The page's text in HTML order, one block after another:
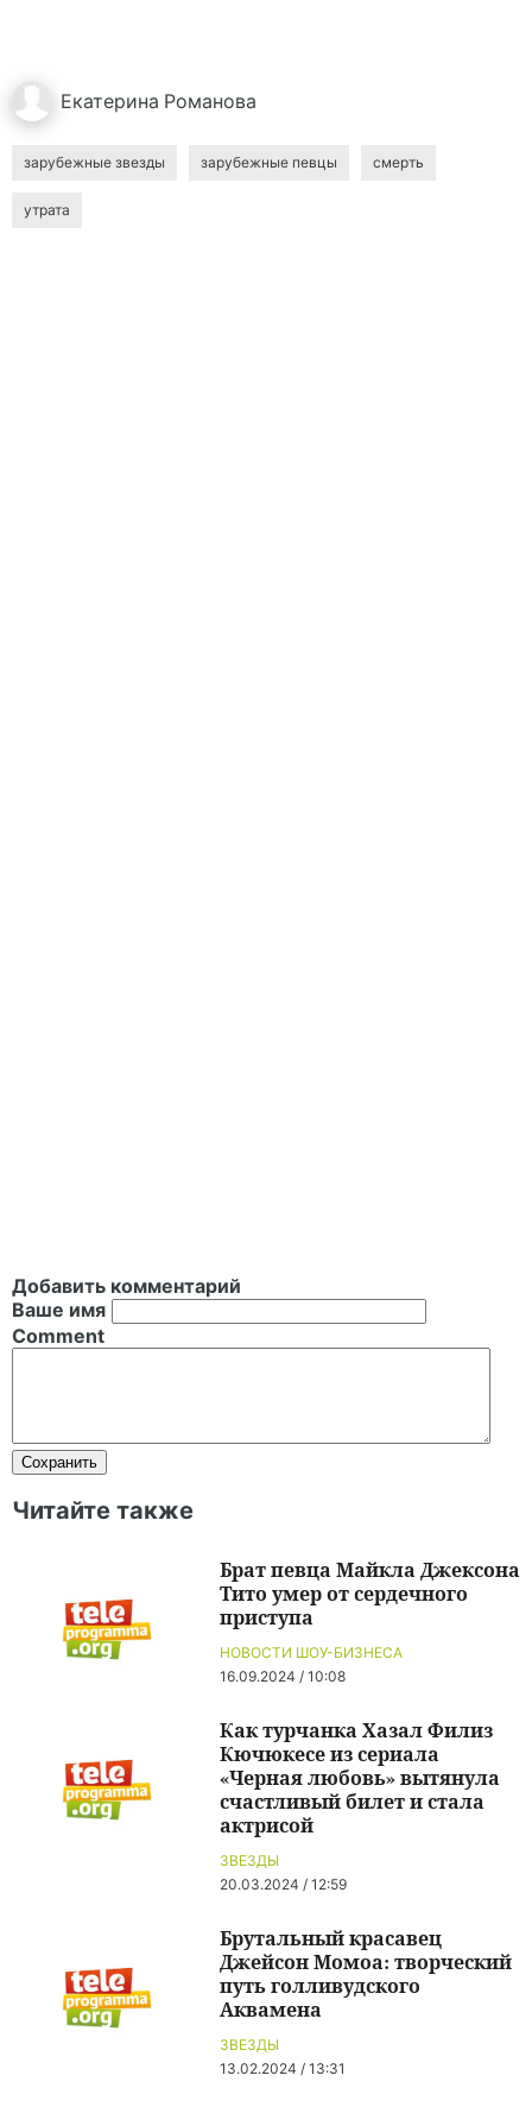
Екатерина Романова
зарубежные звезды зарубежные певцы смерть
утрата
Добавить комментарий
Ваше имя
Comment
Читайте также
НОВОСТИ ШОУ-БИЗНЕСА
16.09.2024 / 10:08
Брат певца Майкла Джексона
Тито умер от сердечного
приступа
ЗВЕЗДЫ
20.03.2024 / 12:59
Как турчанка Хазал Филиз
Кючюкесе из сериала
«Черная любовь» вытянула
счастливый билет и стала
актрисой
ЗВЕЗДЫ
13.02.2024 / 13:31
Брутальный красавец
Джейсон Момоа: творческий
путь голливудского
Аквамена